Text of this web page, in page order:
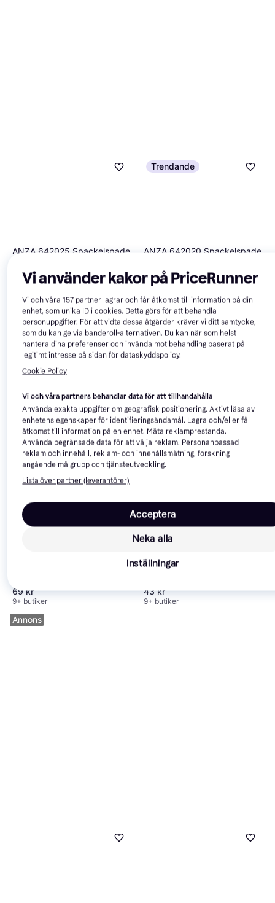
ANZA 642025 Spackelspade
57 kr
9+ butiker
Trendande
ANZA 642020 Spackelspade
51 kr
9+ butiker
ANZA 642010 Spackelspade
Längd: 100
36 kr
9+ butiker
Trendande
Speedheater SH
PROFILSKRAPA
Spackelspade
326 kr
7 butiker
69 kr
9+ butiker
Längd: 150
43 kr
9+ butiker
Annons
Vi använder kakor på PriceRunner
Vi och våra157 partner lagrar och får åtkomst till information på din
enhet, som unika ID i cookies. Detta görs för att behandla
personuppgifter. För att vidta dessa åtgärder kräver vi ditt samtycke,
som du kan ge via banderoll-alternativen. Du kan när som helst
hantera dina preferenser och invända mot behandling baserat på
legitimt intresse på sidan för dataskyddspolicy.
Cookie Policy
Vi och våra partners behandlar data för att tillhandahålla
Använda exakta uppgifter om geografisk positionering. Aktivt läsa av
enhetens egenskaper för identifieringsändamål. Lagra och/eller få
åtkomst till information på en enhet. Mäta reklamprestanda.
Använda begränsade data för att välja reklam. Personanpassad
reklam och innehåll, reklam- och innehållsmätning, forskning
angående målgrupp och tjänsteutveckling.
Lista över partner (leverantörer)
Neka alla
Acceptera
Inställningar